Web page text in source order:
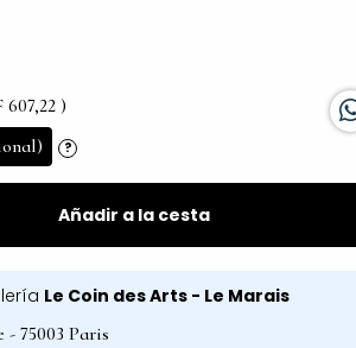
607,22 )
?
Añadir a la cesta
Le Coin des Arts - Le Marais
- 75003 Paris